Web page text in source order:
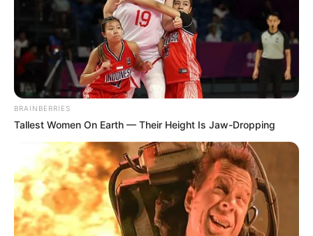
คนดวงดีที่สุดในปี 2020 อันดับที่ 2 : ผู้ที่เกิดในวันที่ 24
มีนาคม
ปีนี้เป็นปีแห่งจุดเปลี่ยนครั้งใหญ่ในชีวิต ซึ่งการเปลี่ยนแปลง
จะเป็นเรื่องดี การทุ่มเทให้การทำงานจะให้ผลตอบแทนที่
งอกงาม อะไรๆ ที่เคยทำให้กลัดกลุ้มกังวลใจก็จะหายไปเสีย
เฉยๆ ราวกับไม่เคยเกิดขึ้นมาก่อน เหมือนฟ้าเปิดทางให้ชีวิต
ความสัมพันธ์แย่ๆ จะออกจากชีวิตคุณไปเอง และความ
สัมพันธ์ที่ดีจะเข้ามา และเมื่อทุกอย่างเปลี่ยนแปลงไป
แน่นอนว่า ชีวิตคุณก็จะก้าวหน้าตามครรลอง
ด้านความรัก คุณมีตัวเลือกมากมายให้เลือกไม่หวาดไม่ไหว
จะมองหาดีๆ เพราะนี่คือโอกาสของชีวิต
BRAINBERRIES
Tallest Women On Earth — Their Height Is Jaw-Dropping